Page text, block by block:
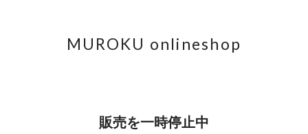
MUROKU onlineshop
販売を一時停止中